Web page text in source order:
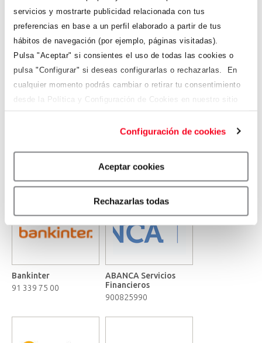
servicios y mostrarte publicidad relacionada con tus
preferencias en base a un perfil elaborado a partir de tus
hábitos de navegación (por ejemplo, páginas visitadas).
Pulsa "Aceptar" si consientes el uso de todas las cookies o
pulsa "Configurar" si deseas configurarlas o rechazarlas. En
cualquier momento podrás cambiar o retirar tu consentimiento
desde la Política y Configuración de Cookies en nuestro sitio
Para más información, consulta nuestra Política y
Configuración de cookies
Aceptar cookies
Rechazarlas todas
Cofidís
930286600 /
900670670
CaixaBank
900 223 500
Caja Ingenieros
902 200 888
Bankinter
91 339 75 00
ABANCA Servicios
Financieros
900825990